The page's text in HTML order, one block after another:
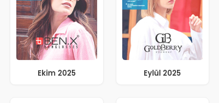
Ekim 2025 Eylül 2025